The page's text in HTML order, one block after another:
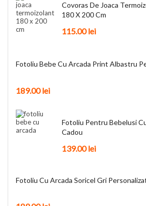
Covoras De Joaca
180 X 200 Cm
115.00lei
Fotoliu Bebe Cu Arcada Print Albastru
189.00lei
Fotoliu Pentru Bebelusi
Cadou
139.00lei
Fotoliu Cu Arcada Soricel Gri